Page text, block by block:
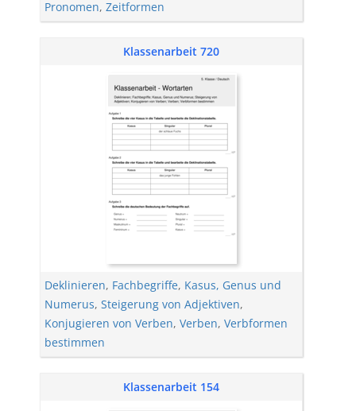
Pronomen, Zeitformen
Klassenarbeit 720
Deklinieren, Fachbegriffe, Kasus, Genus und
Numerus, Steigerung von Adjektiven,
Konjugieren von Verben, Verben, Verbformen
bestimmen
Klassenarbeit 154